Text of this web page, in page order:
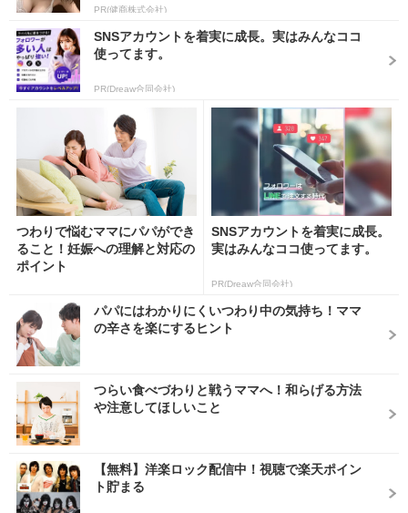
PR(健商株式会社)
SNSアカウントを着実に成長。実はみんなココ
使ってます。
PR(Dreaw合同会社)
つわりで悩むママにパパができ
ること！妊娠への理解と対応の
ポイント
SNSアカウントを着実に成長。
実はみんなココ使ってます。
PR(Dreaw合同会社)
パパにはわかりにくいつわり中の気持ち！ママ
の辛さを楽にするヒント
つらい食べづわりと戦うママへ！和らげる方法
や注意してほしいこと
【無料】洋楽ロック配信中！視聴で楽天ポイン
ト貯まる